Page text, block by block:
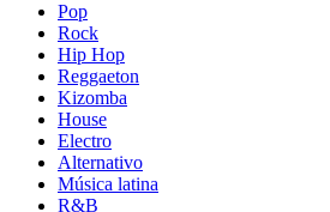
Pop
Rock
Hip Hop
Reggaeton
Kizomba
House
Electro
Alternativo
Música latina
R&B